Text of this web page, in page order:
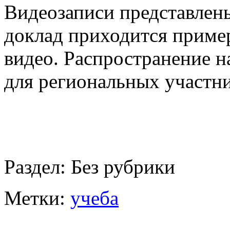
Видеозаписи
доклад приходится
видео. Распространение
для региональных
Раздел: Без рубрики
Метки: учеба